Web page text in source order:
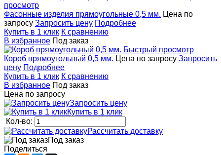
просмотр
Фасонные изделия прямоугольные 0,5 мм. Цена по
запросу Запросить цену Подробнее
Купить в 1 клик К сравнению
В избранное Под заказ
Быстрый просмотр
Короб прямоугольный 0,5 мм. Цена по запросу Запросить
цену Подробнее
Купить в 1 клик К сравнению
В избранное Под заказ
Цена по запросу
Запросить цену
Купить в 1 клик
Кол-во:
Рассчитать доставку
Под заказ
Поделиться